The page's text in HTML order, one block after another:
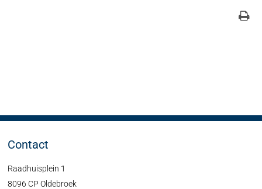
Contact
Raadhuisplein 1
8096 CP Oldebroek